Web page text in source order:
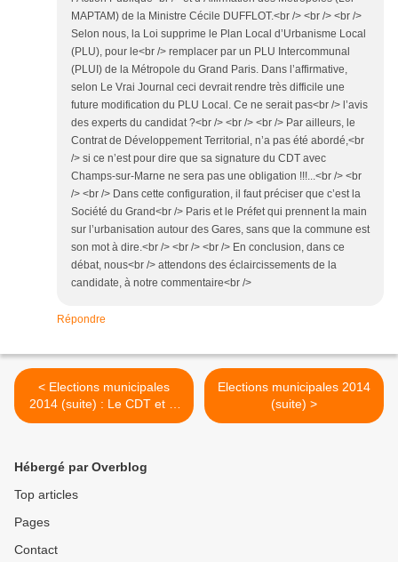
MAPTAM) de la Ministre Cécile DUFFLOT.<br /> <br /> <br />
Selon nous, la Loi supprime le Plan Local d’Urbanisme Local
(PLU), pour le<br /> remplacer par un PLU Intercommunal
(PLUI) de la Métropole du Grand Paris. Dans l’affirmative,
selon Le Vrai Journal ceci devrait rendre très difficile une
future modification du PLU Local. Ce ne serait pas<br /> l’avis
des experts du candidat ?<br /> <br /> <br /> Par ailleurs, le
Contrat de Développement Territorial, n’a pas été abordé,<br
/> si ce n’est pour dire que sa signature du CDT avec
Champs-sur-Marne ne sera pas une obligation !!!...<br /> <br
/> <br /> Dans cette configuration, il faut préciser que c’est la
Société du Grand<br /> Paris et le Préfet qui prennent la main
sur l’urbanisation autour des Gares, sans que la commune est
son mot à dire.<br /> <br /> <br /> En conclusion, dans ce
débat, nous<br /> attendons des éclaircissements de la
candidate, à notre commentaire<br />
Répondre
< Elections municipales
2014 (suite) : Le CDT et la
Métropole du Grand Paris !
Elections municipales 2014
(suite) >
Hébergé par Overblog
Top articles
Pages
Contact